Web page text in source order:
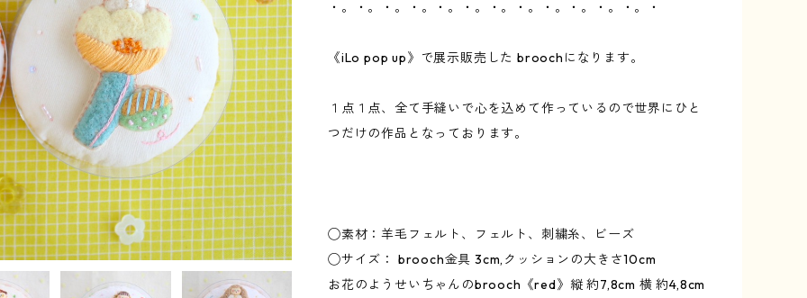
・。・。・。・。・。・。・。・。・。・。・。・。・
《iLo pop up》で展示販売した broochになります。
１点１点、全て手縫いで心を込めて作っているので世界にひと
つだけの作品となっております。
◯素材：羊毛フェルト、フェルト、刺繍糸、ビーズ
◯サイズ： brooch金具 3cm,クッションの大きさ10cm
お花のようせいちゃんのbrooch《red》縦 約7,8cm 横 約4,8cm